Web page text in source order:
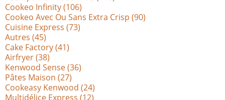
Cookeo Infinity(106)
Cookeo Avec Ou Sans Extra Crisp (90)
Cuisine Express (73)
Autres (45)
Cake Factory(41)
Airfryer(38)
Kenwood Sense(36)
Pâtes Maison (27)
Cookeasy Kenwood (24)
Multidélice Express (12)